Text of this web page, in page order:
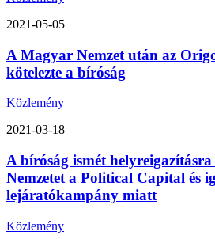
2021-05-05
A Magyar Nemzet után az
kötelezte a bíróság
Közlemény
2021-03-18
A bíróság ismét
Nemzetet a Political Capital és
lejáratókampány miatt
Közlemény